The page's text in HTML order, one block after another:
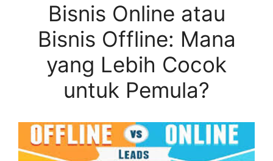
Bisnis Online atau
Bisnis Offline: Mana
yang Lebih Cocok
untuk Pemula?